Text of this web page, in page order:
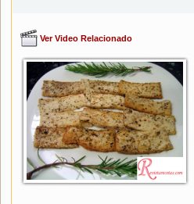
Ver Video Relacionado